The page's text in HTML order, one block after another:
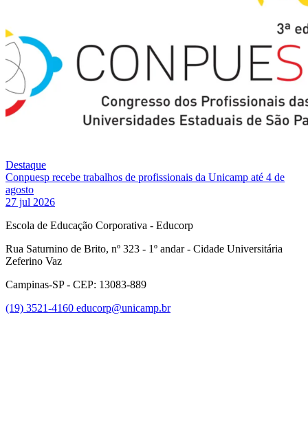
Destaque
Conpuesp recebe trabalhos de profissionais da Unicamp até 4 de
agosto
27 jul 2026
Escola de Educação Corporativa - Educorp
Rua Saturnino de Brito, nº 323 - 1º andar - Cidade Universitária
Zeferino Vaz
Campinas-SP - CEP: 13083-889
(19) 3521-4160 educorp@unicamp.br